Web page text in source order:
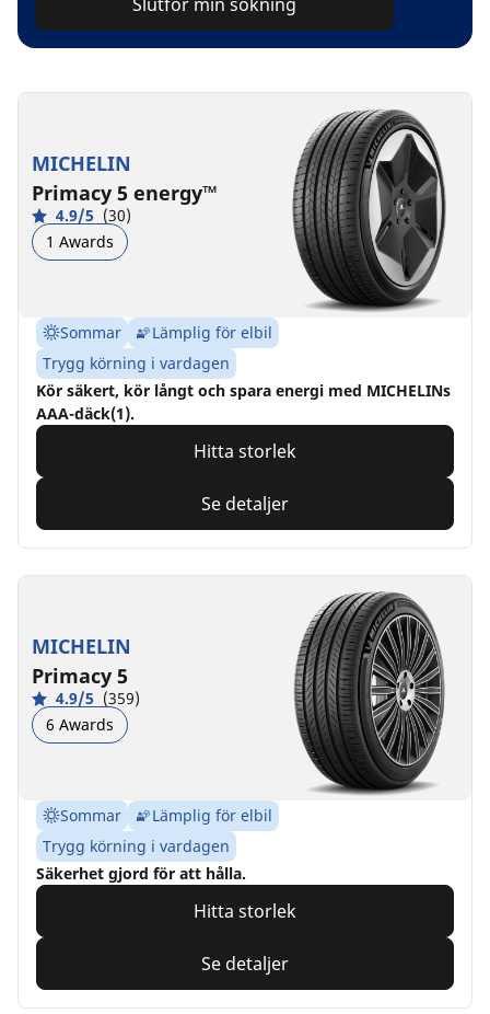
MICHELIN
Primacy 5 energy™
4.9/5 (30)
1 Awards
Sommar
Lämplig för elbil
Trygg körning i vardagen
Kör säkert, kör långt och spara energi med MICHELINs
AAA-däck(1).
Hitta storlek
Se detaljer
MICHELIN
Primacy 5
4.9/5 (359)
6 Awards
Sommar
Lämplig för elbil
Trygg körning i vardagen
Säkerhet gjord för att hålla.
Hitta storlek
Se detaljer